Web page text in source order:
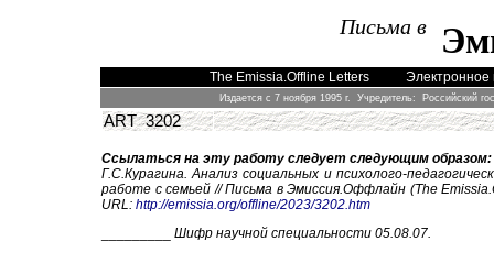
Письма в
The Emissia.Offline Letters Электронное
Издается с 7 ноября 1995 г. Учредитель: Российский
ART 3202
Ссылаться на эту работу следует следующим образом:
Г.С.Курагина. Анализ социальных и психолого-
работе с семьей // Письма в Эмиссия.Оффлайн (The
URL: http://emissia.org/offline/2023/3202.htm
Шифр научной специальности 05.08.07.